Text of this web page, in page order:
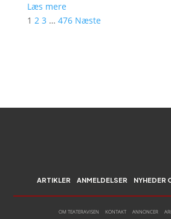
Læs mere
1 2 3 … 476 Næste
ARTIKLER ANMELDELSER NYHEDER
OM TEATERAVISEN KONTAKT ANNONCER